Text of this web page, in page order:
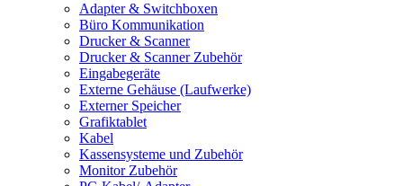
Adapter & Switchboxen
Büro Kommunikation
Drucker & Scanner
Drucker & Scanner Zubehör
Eingabegeräte
Externe Gehäuse (Laufwerke)
Externer Speicher
Grafiktablet
Kabel
Kassensysteme und Zubehör
Monitor Zubehör